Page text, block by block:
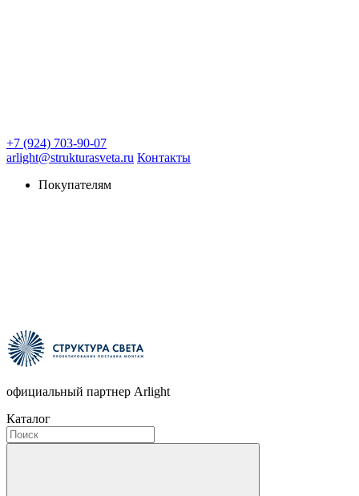
+7 (924) 703-90-07
arlight@strukturasveta.ru Контакты
Покупателям
официальный партнер Arlight
Каталог